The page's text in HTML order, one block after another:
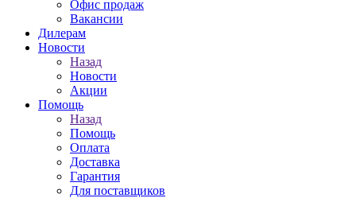
Офис продаж
Вакансии
Дилерам
Новости
Назад
Новости
Акции
Помощь
Назад
Помощь
Оплата
Доставка
Гарантия
Для поставщиков